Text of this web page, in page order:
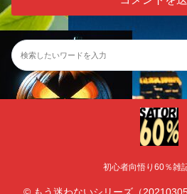
初心者向悟り60％雑